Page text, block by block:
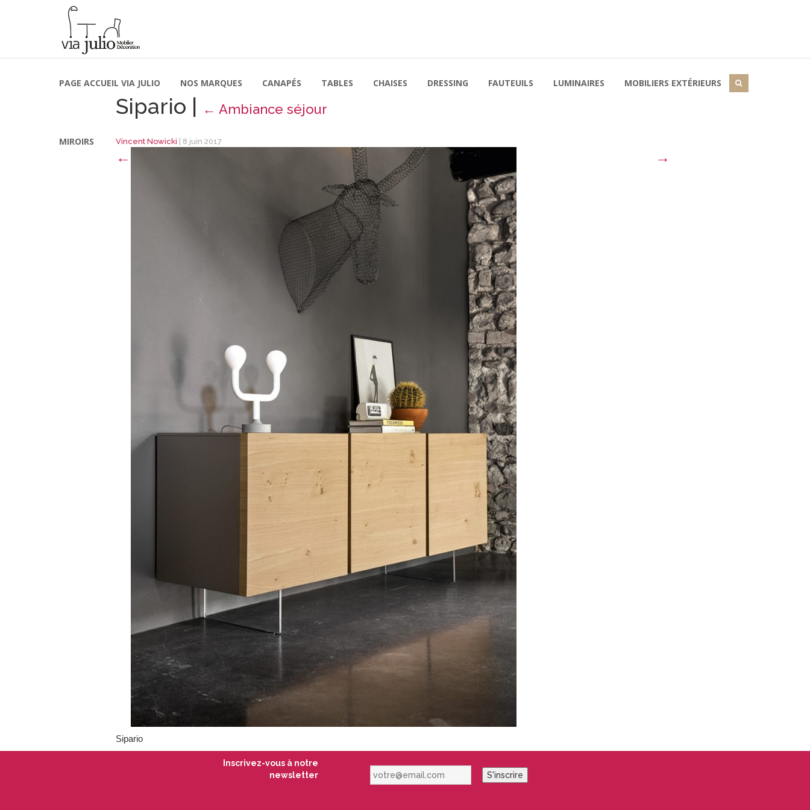
PAGE ACCUEIL VIA JULIO NOS MARQUES CANAPÉS TABLES CHAISES DRESSING FAUTEUILS LUMINAIRES MOBILIERS EXTÉRIEURS
MIROIRS
Sipario | ← Ambiance séjour
Vincent Nowicki 8 juin 2017
← →
Sipario
Inscrivez-vous à notre
newsletter
votre@email.com S'inscrire